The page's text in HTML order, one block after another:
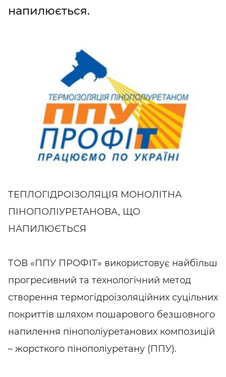
напилюється.
ТЕПЛОГІДРОІЗОЛЯЦІЯ МОНОЛІТНА
ПІНОПОЛІУРЕТАНОВА, ЩО
НАПИЛЮЄТЬСЯ
ТОВ «ППУ ПРОФІТ» використовує найбільш
прогресивний та технологічний метод
створення термогідроізоляційних суцільних
покриттів шляхом пошарового безшовного
напилення пінополіуретанових композицій
– жорсткого пінополіуретану (ППУ).